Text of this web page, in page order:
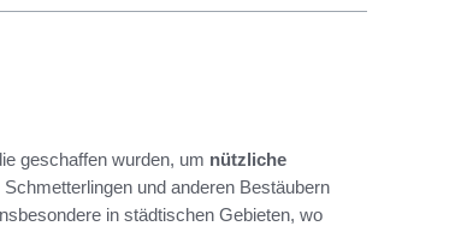
geschaffen wurden, um nützliche
und anderen Bestäubern
in städtischen Gebieten, wo